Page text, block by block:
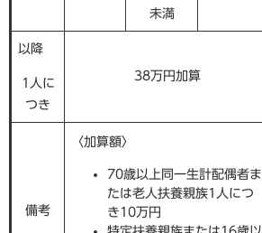
未満
以降
1人に
つき
38万円加算
備考
〈加算額〉
70歳以上同一生計配偶者ま
たは老人扶養親族1人につ
き10万円